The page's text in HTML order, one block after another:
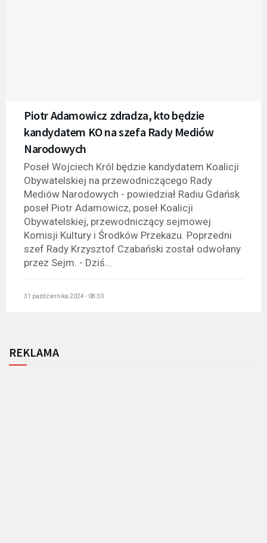
Piotr Adamowicz zdradza, kto będzie
kandydatem KO na szefa Rady Mediów
Narodowych
Poseł Wojciech Król będzie kandydatem Koalicji
Obywatelskiej na przewodniczącego Rady
Mediów Narodowych - powiedział Radiu Gdańsk
poseł Piotr Adamowicz, poseł Koalicji
Obywatelskiej, przewodniczący sejmowej
Komisji Kultury i Środków Przekazu. Poprzedni
szef Rady Krzysztof Czabański został odwołany
przez Sejm. - Dziś...
31 października 2024 - 08:30
REKLAMA